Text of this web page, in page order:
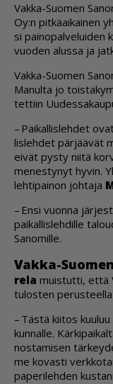
Vak­ka-Suo­men
Oy:n pit­kä­ai­kai­nen
si pai­no­pal­ve­lui­den
vuo­den alus­sa ja
Vak­ka-Suo­men
Ma­nul­ta jo
tet­tiin
– Pai­kal­lis­leh­det
lis­leh­det pär­jää­vät
ei­vät pys­ty nii­tä
me­nes­ty­nyt hy­vin.
leh­ti­pai­non joh­ta­ja
– En­si vuon­na
pai­kal­lis­leh­dil­le
Sa­no­mil­le.
Vak­ka-Suo­men
re­la muis­tut­ti, et­tä
tu­los­ten pe­rus­teel­la
– Täs­tä kii­tos
kun­nal­le.
nos­ta­mi­sen
me ko­vas­ti
pa­pe­ri­leh­den